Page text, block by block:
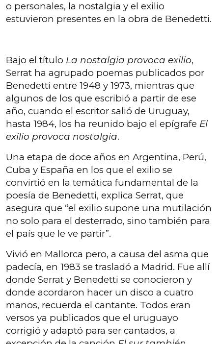
o personales, la nostalgia y el exilio
estuvieron presentes en la obra de Benedetti.
Bajo el título La nostalgia provoca exilio,
Serrat ha agrupado poemas publicados por
Benedetti entre 1948 y 1973, mientras que
algunos de los que escribió a partir de ese
año, cuando el escritor salió de Uruguay,
hasta 1984, los ha reunido bajo el epígrafe El
exilio provoca nostalgia.
Una etapa de doce años en Argentina, Perú,
Cuba y España en los que el exilio se
convirtió en la temática fundamental de la
poesía de Benedetti, explica Serrat, que
asegura que “el exilio supone una mutilación
no solo para el desterrado, sino también para
el país que le ve partir”.
Vivió en Mallorca pero, a causa del asma que
padecía, en 1983 se trasladó a Madrid. Fue allí
donde Serrat y Benedetti se conocieron y
donde acordaron hacer un disco a cuatro
manos, recuerda el cantante. Todos eran
versos ya publicados que el uruguayo
corrigió y adaptó para ser cantados, a